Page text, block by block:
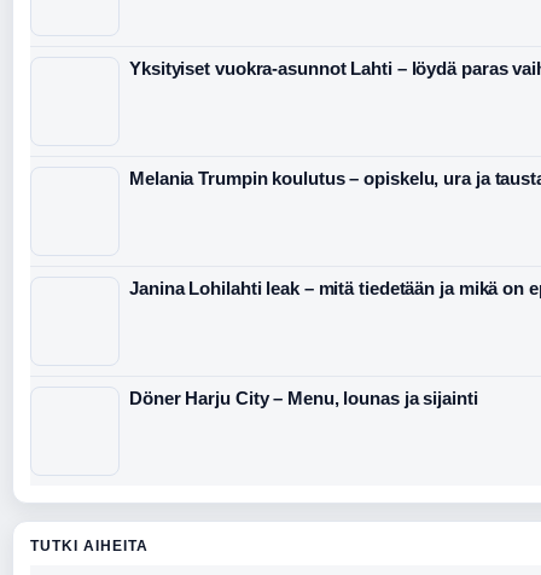
Yksityiset vuokra-asunnot Lahti – löydä paras
Melania Trumpin koulutus – opiskelu, ura ja
Janina Lohilahti leak – mitä tiedetään ja mikä on
Döner Harju City – Menu, lounas ja sijainti
TUTKI AIHEITA